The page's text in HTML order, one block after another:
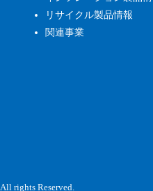
リサイクル製品情報
関連事業
All rights Reserved.